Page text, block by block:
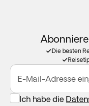
Die besten
E-Mail-Adresse
Ich habe die